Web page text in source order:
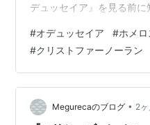
デュッセイア』を見る前
ありますが、念のため付け
傲慢な人々が客人や見知ら
めに罰せられるという話
当時のギリシャ人の生活
に登場する多くの出来事が
#オデュッセイア #ホメロ
#クリストファーノーラン
Megurecaのブログ • 2